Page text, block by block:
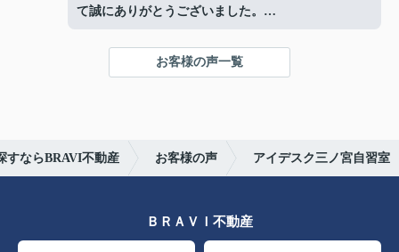
て誠にありがとうございました。
を迎える事ができました。
心より感謝申し上げます。
お客様の声一覧
すならBRAVI不動産 お客様の声 アイデスク三ノ宮自習室
ＢＲＡＶＩ不動産